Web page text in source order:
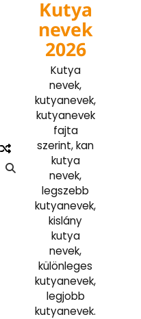
content
Kutya
nevek
2026
Kutya
nevek,
kutyanevek,
kutyanevek
fajta
szerint, kan
kutya
nevek,
legszebb
kutyanevek,
kislány
kutya
nevek,
különleges
kutyanevek,
legjobb
kutyanevek.